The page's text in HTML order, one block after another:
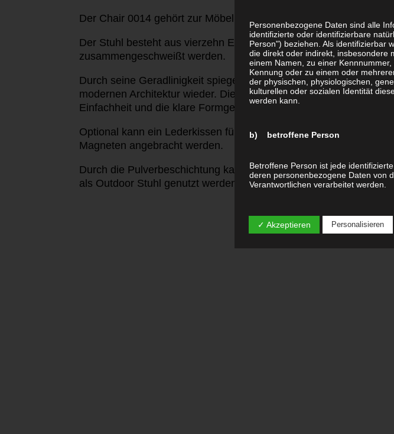
Der Chair 0014 gehört zur Möbelkollektion von Luzie Lou.
Der Stuhl besteht aus vierzehn Einzelteilen die
zusammengeschweißt werden.
Durch seine Geradlinigkeit spiegelt er den großen Einfluss der
modernen Architektur wieder. Dieser Stuhl spricht für die
Einfachheit und die klare Formgebung in der Architektur.
Optional kann ein Lederkissen für Sitz und Rücken mit Hilfe von
Magneten angebracht werden.
Durch die Pulverbeschichtung kann er alsIndooraber auch
als Outdoor Stuhl genutzt werden.
Personenbezogene Daten sind alle
identifizierte oder identifizierbare
Person") beziehen. Als identifizierbar
die direkt oder indirekt, insbesondere
einem Namen, zu einer
Kennung oder zu einem oder
der physischen, physiologischen,
kulturellen oder sozialen Identität
werden kann.
b) betroffene Person
Betroffene Person ist jede
deren personenbezogene Daten von
Verantwortlichen verarbeitet werden.
c) Verarbeitung
✓ Akzeptieren Personalisieren